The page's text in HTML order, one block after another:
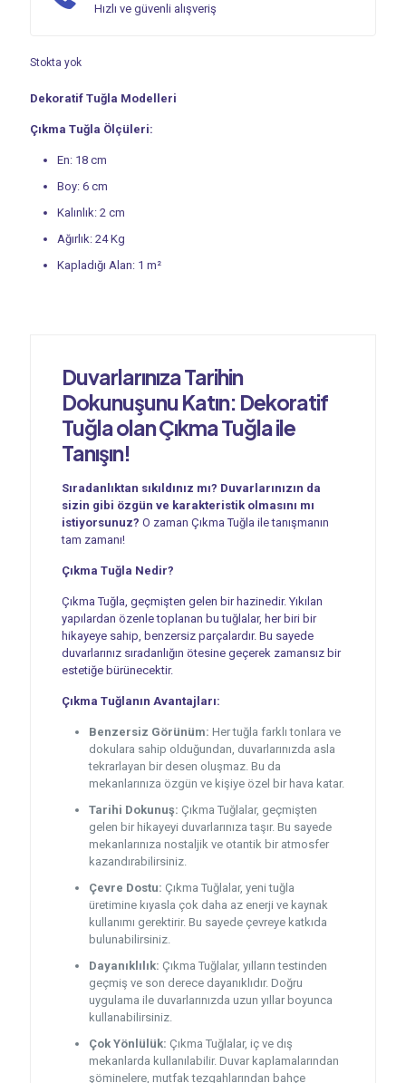
Hızlı ve güvenli alışveriş
Stokta yok
Dekoratif Tuğla Modelleri
Çıkma Tuğla Ölçüleri:
En: 18 cm
Boy: 6 cm
Kalınlık: 2 cm
Ağırlık: 24 Kg
Kapladığı Alan: 1 m²
Duvarlarınıza Tarihin
Dokunuşunu Katın: Dekoratif
Tuğla olan Çıkma Tuğla ile
Tanışın!
Sıradanlıktan sıkıldınız mı? Duvarlarınızın da
sizin gibi özgün ve karakteristik olmasını mı
istiyorsunuz? O zaman Çıkma Tuğla ile tanışmanın
tam zamanı!
Çıkma Tuğla Nedir?
Çıkma Tuğla, geçmişten gelen bir hazinedir. Yıkılan
yapılardan özenle toplanan bu tuğlalar, her biri bir
hikayeye sahip, benzersiz parçalardır. Bu sayede
duvarlarınız sıradanlığın ötesine geçerek zamansız bir
estetiğe bürünecektir.
Çıkma Tuğlanın Avantajları:
Benzersiz Görünüm: Her tuğla farklı tonlara ve
dokulara sahip olduğundan, duvarlarınızda asla
tekrarlayan bir desen oluşmaz. Bu da
mekanlarınıza özgün ve kişiye özel bir hava katar.
Tarihi Dokunuş: Çıkma Tuğlalar, geçmişten
gelen bir hikayeyi duvarlarınıza taşır. Bu sayede
mekanlarınıza nostaljik ve otantik bir atmosfer
kazandırabilirsiniz.
Çevre Dostu: Çıkma Tuğlalar, yeni tuğla
üretimine kıyasla çok daha az enerji ve kaynak
kullanımı gerektirir. Bu sayede çevreye katkıda
bulunabilirsiniz.
Dayanıklılık: Çıkma Tuğlalar, yılların testinden
geçmiş ve son derece dayanıklıdır. Doğru
uygulama ile duvarlarınızda uzun yıllar boyunca
kullanabilirsiniz.
Çok Yönlülük: Çıkma Tuğlalar, iç ve dış
mekanlarda kullanılabilir. Duvar kaplamalarından
şöminelere, mutfak tezgahlarından bahçe